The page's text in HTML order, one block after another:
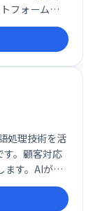
フォームで
。様々なビジ
な操作性を
まで、幅広い
処理技術を活
す。顧客対応
ます。AIが顧
ることで、問
の向上に貢